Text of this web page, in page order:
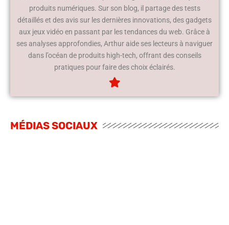
produits numériques. Sur son blog, il partage des tests
détaillés et des avis sur les dernières innovations, des gadgets
aux jeux vidéo en passant par les tendances du web. Grâce à
ses analyses approfondies, Arthur aide ses lecteurs à naviguer
dans l’océan de produits high-tech, offrant des conseils
pratiques pour faire des choix éclairés.
MÉDIAS SOCIAUX